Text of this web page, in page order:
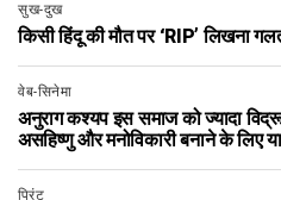
सुख-दुख
किसी हिंदू की मौत पर ‘RIP’ लिखना
वेब-सिनेमा
अनुराग कश्यप इस समाज को ज्‍यादा
असहिष्‍णु और मनोविकारी बनाने के लिए
प्रिंट